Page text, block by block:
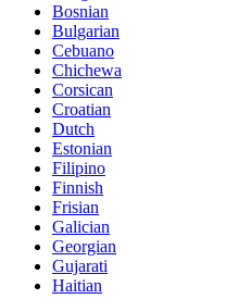
Bosnian
Bulgarian
Cebuano
Chichewa
Corsican
Croatian
Dutch
Estonian
Filipino
Finnish
Frisian
Galician
Georgian
Gujarati
Haitian